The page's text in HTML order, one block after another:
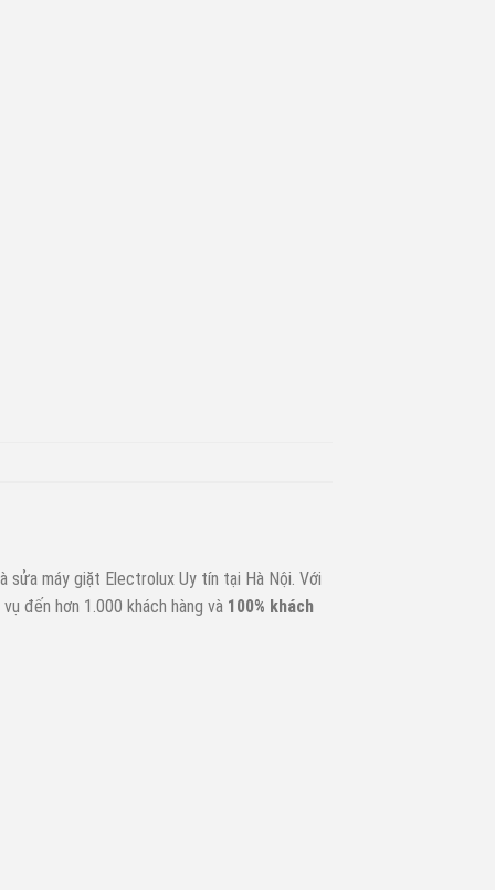
sửa máy giặt Electrolux Uy tín tại Hà Nội. Với
đến hơn 1.000 khách hàng và 100% khách